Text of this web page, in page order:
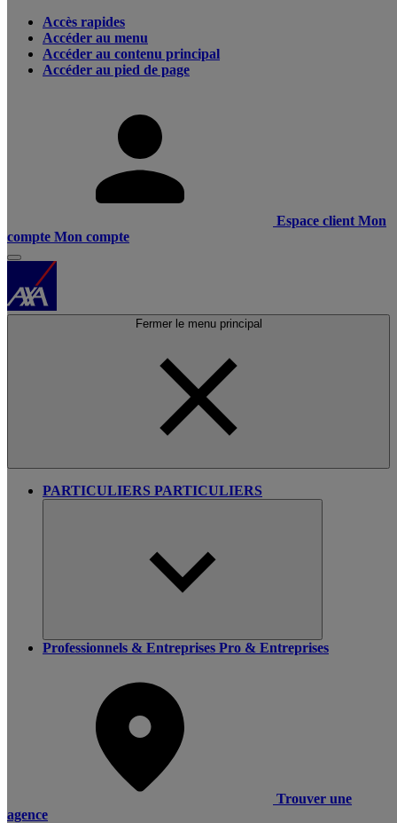
Accès rapides
Accéder au menu
Accéder au contenu principal
Accéder au pied de page
Espace client Mon
compte Mon compte
Fermer le menu principal
PARTICULIERS PARTICULIERS
Professionnels & Entreprises Pro & Entreprises
Trouver une
agence